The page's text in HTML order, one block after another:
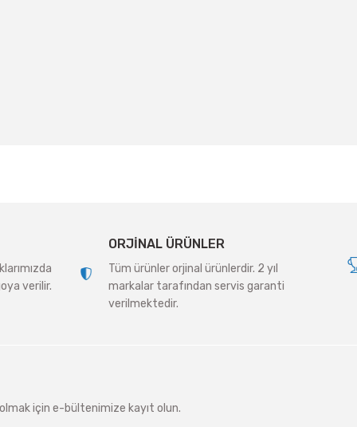
verilir.
ORJİNAL ÜRÜNLER
Tüm ürünler orjinal ürünlerdir. 2 yıl
markalar tarafından servis garanti
verilmektedir.
için e-bültenimize kayıt olun.